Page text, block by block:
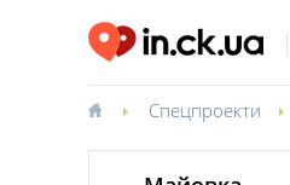
Спецпроекти